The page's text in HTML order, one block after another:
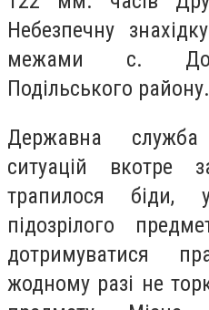
Небезпечну
межами с.
Подільського району.
Державна
ситуацій вкотре
трапилося біди,
підозрілого
дотримуватися
жодному разі не